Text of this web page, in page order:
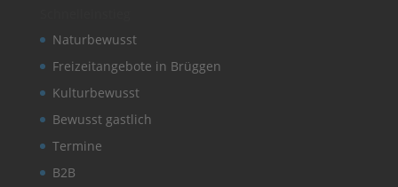
Naturbewusst
Freizeitangebote in Brüggen
Kulturbewusst
Bewusst gastlich
Termine
B2B